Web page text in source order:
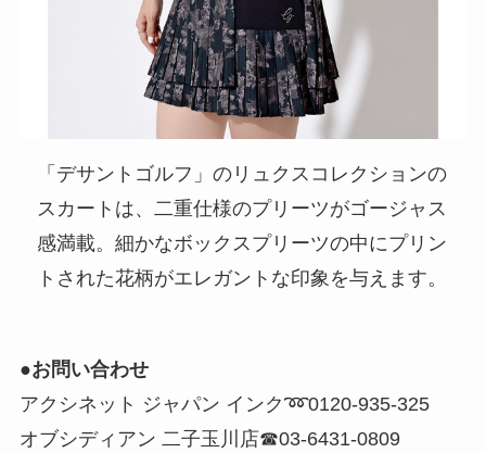
「デサントゴルフ」のリュクスコレクションの
スカートは、二重仕様のプリーツがゴージャス
感満載。細かなボックスプリーツの中にプリン
トされた花柄がエレガントな印象を与えます。
●お問い合わせ
アクシネット ジャパン インク➿0120-935-325
オブシディアン 二子玉川店☎︎03-6431-0809